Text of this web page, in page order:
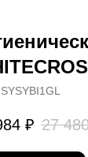
SYSYBI1GL
₽ 27